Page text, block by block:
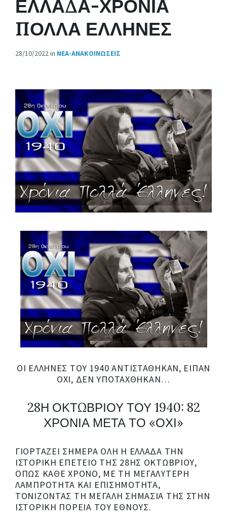
ΕΛΛΑΔΑ-ΧΡΟΝΙΑ
ΠΟΛΛΑ ΕΛΛΗΝΕΣ
28/10/2022in ΝΈΑ-ΑΝΑΚΟΙΝΏΣΕΙΣ
ΟΙ ΈΛΛΗΝΕΣ ΤΟΥ 1940 ΑΝΤΙΣΤΆΘΗΚΑΝ, ΕΊΠΑΝ
ΟΧΙ, ΔΕΝ ΥΠΟΤΆΧΘΗΚΑΝ…
28Η ΟΚΤΩΒΡΙΟΥ ΤΟΥ 1940: 82
ΧΡΟΝΙΑ ΜΕΤΑ ΤΟ «ΟΧΙ»
ΓΙΟΡΤΆΖΕΙ ΣΉΜΕΡΑ ΌΛΗ Η ΕΛΛΆΔΑ ΤΗΝ
ΙΣΤΟΡΙΚΉ ΕΠΈΤΕΙΟ ΤΗΣ 28ΗΣ ΟΚΤΩΒΡΊΟΥ,
ΌΠΩΣ ΚΆΘΕ ΧΡΌΝΟ, ΜΕ ΤΗ ΜΕΓΑΛΎΤΕΡΗ
ΛΑΜΠΡΌΤΗΤΑ ΚΑΙ ΕΠΙΣΗΜΌΤΗΤΑ,
ΤΟΝΊΖΟΝΤΑΣ ΤΗ ΜΕΓΆΛΗ ΣΗΜΑΣΊΑ ΤΗΣ ΣΤΗΝ
ΙΣΤΟΡΙΚΉ ΠΟΡΕΊΑ ΤΟΥ ΈΘΝΟΥΣ.